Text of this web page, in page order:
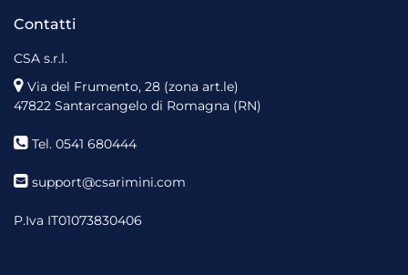
Contatti
CSA s.r.l.
Via del Frumento, 28 (zona art.le)
47822 Santarcangelo di Romagna (RN)
Tel. 0541 680444
support@csarimini.com
P.Iva IT01073830406